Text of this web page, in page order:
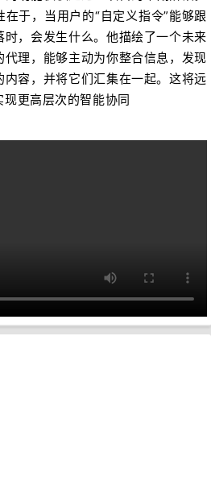
于，当用户的“自定义指令”能够跟
，会发生什么。他描绘了一个未来
理，能够主动为你整合信息，发现
容，并将它们汇集在一起。这将远
更高层次的智能协同